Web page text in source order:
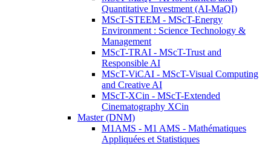
Quantitative Investment (AI-MaQI)
MScT-STEEM - MScT-Energy
Environment : Science Technology &
Management
MScT-TRAI - MScT-Trust and
Responsible AI
MScT-ViCAI - MScT-Visual Computing
and Creative AI
MScT-XCin - MScT-Extended
Cinematography XCin
Master (DNM)
M1AMS - M1 AMS - Mathématiques
Appliquées et Statistiques